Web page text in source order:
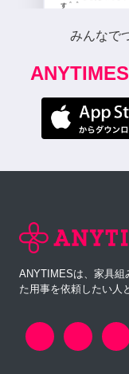
みんなで
ANYTIMESは、家具組
た用事を依頼したい人